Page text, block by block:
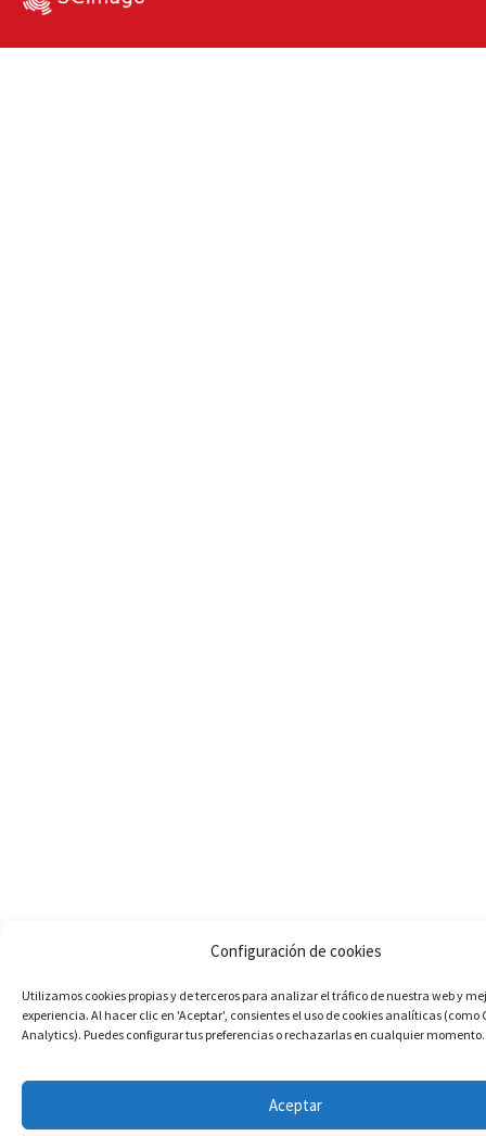
Configuración de cookies
Utilizamos cookies propias y de terceros para analizar el tráfico de nuestra web y
experiencia. Al hacer clic en 'Aceptar', consientes el uso de cookies analíticas (como
Analytics). Puedes configurar tus preferencias o rechazarlas en cualquier momento.
Aceptar